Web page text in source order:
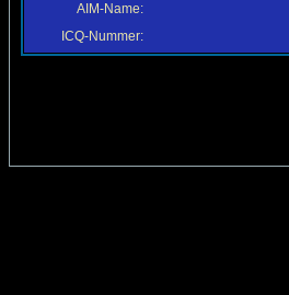
AIM-Name:
ICQ-Nummer: